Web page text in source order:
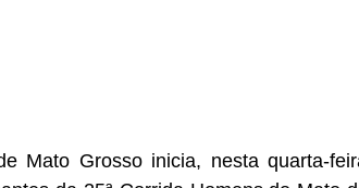
Mato Grosso inicia, nesta quarta-